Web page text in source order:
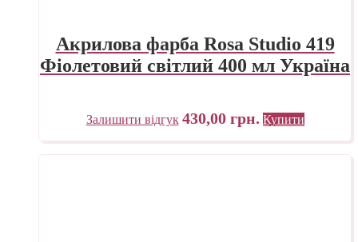
Акрилова фарба Rosa Studio 419
Фіолетовий світлий 400 мл Україна
Залишити відгук 430,00 грн. Купити